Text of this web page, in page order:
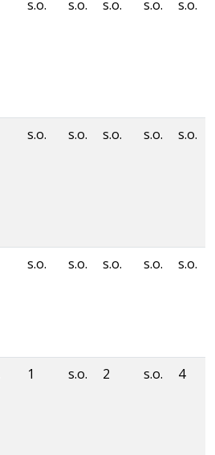
s.o. s.o. s.o. s.o. s.o.
s.o. s.o. s.o. s.o. s.o.
s.o. s.o. s.o. s.o. s.o.
1 s.o. 2 s.o. 4